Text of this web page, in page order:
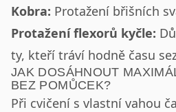
Kobra: Protažení břišních
Protažení flexorů kyčle:
ty, kteří tráví hodně času
JAK DOSÁHNOUT
BEZ POMŮCEK?
Při cvičení s vlastní vahou